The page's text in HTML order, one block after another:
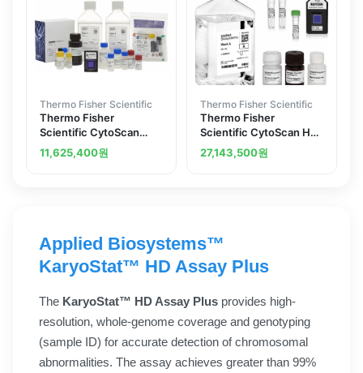
Thermo Fisher Scientific
Thermo Fisher
Scientific CytoScan
750K Kit Plus 24 24
arrays
11,625,400원
Thermo Fisher Scientific
Thermo Fisher
Scientific CytoScan HD
Accel Array and
Reagent Kit Bundle
27,143,500원
Applied Biosystems™
KaryoStat™ HD Assay Plus
The KaryoStat™ HD Assay Plus provides high-
resolution, whole-genome coverage and genotyping
(sample ID) for accurate detection of chromosomal
abnormalities. The assay achieves greater than 99%